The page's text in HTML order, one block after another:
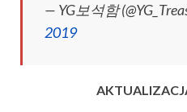
— YG보석함
2019